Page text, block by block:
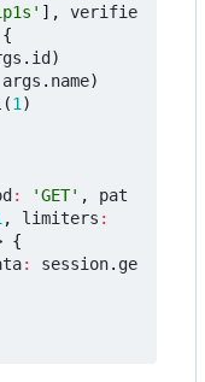
],
verifie
{
. id )
args . name)
(1 )
: 'GET' ,
pat
, limiters :
{
: session. ge